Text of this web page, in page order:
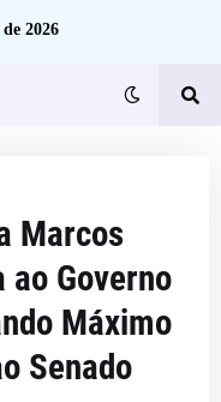
2026
Marcos
ao Governo
Máximo
Senado